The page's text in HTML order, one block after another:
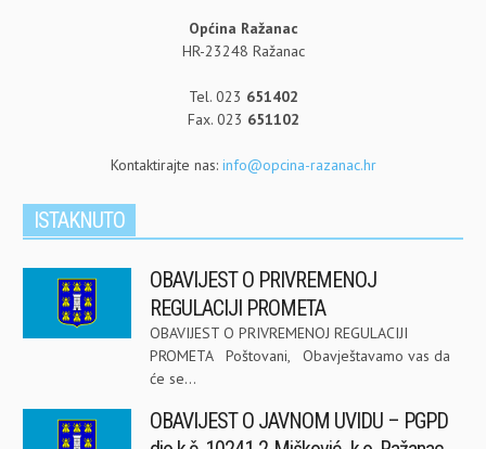
Općina Ražanac
HR-23248 Ražanac
Tel. 023 651402
Fax. 023 651102
Kontaktirajte nas: info@opcina-razanac.hr
ISTAKNUTO
OBAVIJEST O PRIVREMENOJ
REGULACIJI PROMETA
OBAVIJEST O PRIVREMENOJ REGULACIJI
PROMETA Poštovani, Obavještavamo vas da
će se...
OBAVIJEST O JAVNOM UVIDU – PGPD